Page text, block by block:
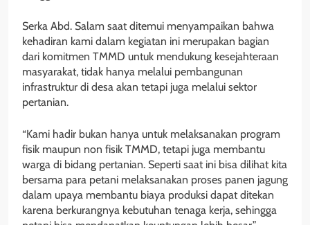
Serka Abd. Salam saat ditemui menyampaikan bahwa
kehadiran kami dalam kegiatan ini merupakan bagian
dari komitmen TMMD untuk mendukung kesejahteraan
masyarakat, tidak hanya melalui pembangunan
infrastruktur di desa akan tetapi juga melalui sektor
pertanian.
“Kami hadir bukan hanya untuk melaksanakan program
fisik maupun non fisik TMMD, tetapi juga membantu
warga di bidang pertanian. Seperti saat ini bisa dilihat kita
bersama para petani melaksanakan proses panen jagung
dalam upaya membantu biaya produksi dapat ditekan
karena berkurangnya kebutuhan tenaga kerja, sehingga